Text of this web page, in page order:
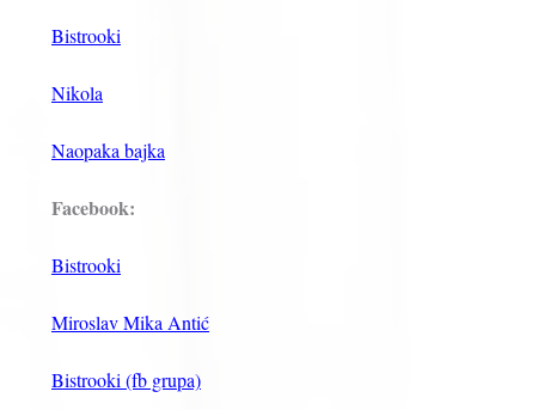
Bistrooki
Nikola
Naopaka bajka
Facebook:
Bistrooki
Miroslav Mika Antić
Bistrooki (fb grupa)